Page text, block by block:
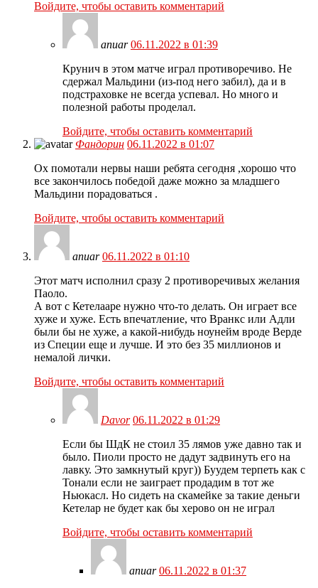
Войдите, чтобы оставить комментарий
anuar 06.11.2022 в 01:39
Крунич в этом матче играл противоречиво. Не
сдержал Мальдини (из-под него забил), да и в
подстраховке не всегда успевал. Но много и
полезной работы проделал.
Войдите, чтобы оставить комментарий
Фандорин 06.11.2022 в 01:07
Ох помотали нервы наши ребята сегодня ,хорошо что
все закончилось победой даже можно за младшего
Мальдини порадоваться .
Войдите, чтобы оставить комментарий
anuar 06.11.2022 в 01:10
Этот матч исполнил сразу 2 противоречивых желания
Паоло.
А вот с Кетелааре нужно что-то делать. Он играет все
хуже и хуже. Есть впечатление, что Вранкс или Адли
были бы не хуже, а какой-нибудь ноунейм вроде Верде
из Специи еще и лучше. И это без 35 миллионов и
немалой лички.
Войдите, чтобы оставить комментарий
Davor 06.11.2022 в 01:29
Если бы ШдК не стоил 35 лямов уже давно так и
было. Пиоли просто не дадут задвинуть его на
лавку. Это замкнутый круг)) Буудем терпеть как с
Тонали если не заиграет продадим в тот же
Ньюкасл. Но сидеть на скамейке за такие деньги
Кетелар не будет как бы херово он не играл
Войдите, чтобы оставить комментарий
anuar 06.11.2022 в 01:37